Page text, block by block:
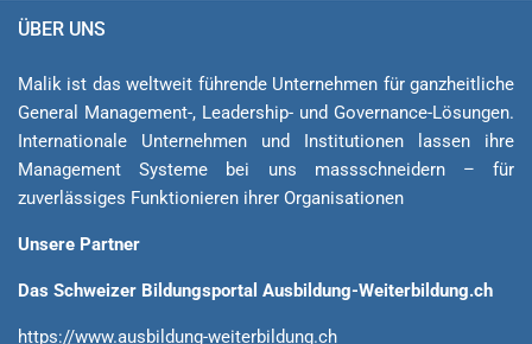
ÜBER UNS
Malik ist das weltweit führende Unternehmen für ganzheitliche
General Ma­na­ge­ment-, Lea­der­ship- und Governance-Lösungen.
Internationale Unternehmen und Institutionen lassen ihre
Management Sys­teme bei uns massschneidern – für
zuverlässiges Funktionieren ihrer Organisationen
Unsere Partner
Das Schweizer Bildungsportal Ausbildung-Weiterbildung.ch
https://www.ausbildung-weiterbildung.ch